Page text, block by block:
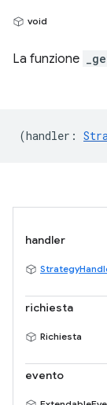
void
La funzione
(handler :
handler
richiesta
Richiesta
evento